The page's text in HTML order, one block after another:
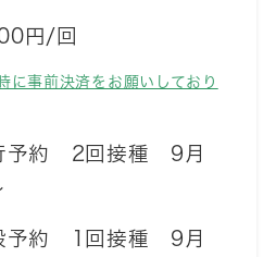
円/回
に事前決済をお願いしており
予約 2回接種 9月
予約 1回接種 9月